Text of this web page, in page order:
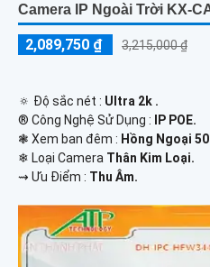
Camera IP Ngoài Trời KX-
2,089,750 ₫ 3,215,000 ₫
🔅 Độ sắc nét : Ultra 2k .
®️ Công Nghệ Sử Dụng :
IP POE.
❃ Xem ban đêm : Hồng Ngoại
❄ Loại Camera Thân Kim Loại.
️⇝ Ưu Điểm : Thu Âm.